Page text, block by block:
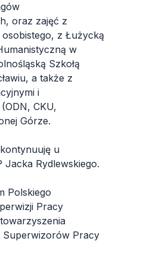
oraz zajęć z
z Łużycką
w
Szkołą
a także z
i
CKU,
Górze.
u
Rydlewskiego.
Polskiego
Pracy
Pracy